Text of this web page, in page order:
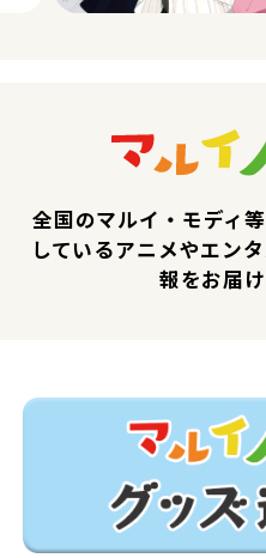
全国のマルイ・モディ
しているアニメやエン
報をお届け